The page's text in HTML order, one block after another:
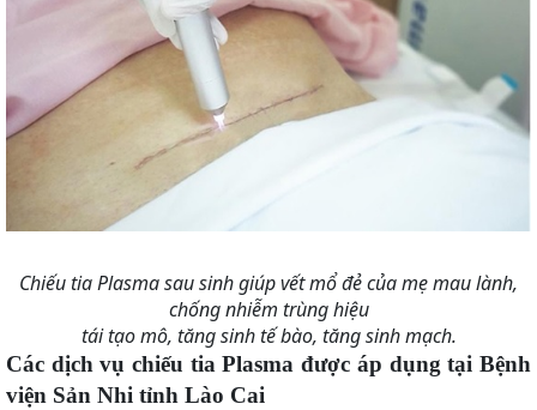
Chiếu tia Plasma sau sinh giúp vết mổ đẻ của mẹ mau lành,
chống nhiễm trùng hiệu
tái tạo mô, tăng sinh tế bào, tăng sinh mạch.
Các dịch vụ chiếu tia Plasma được áp dụng tại Bệnh
viện Sản Nhi tỉnh Lào Cai